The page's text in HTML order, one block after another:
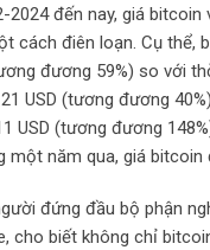
đến nay, giá bitcoin
cách điên loạn. Cụ thể,
đương 59%) so với
USD (tương đương
USD (tương đương
một năm qua, giá bitcoin
đứng đầu bộ phận
cho biết không chỉ